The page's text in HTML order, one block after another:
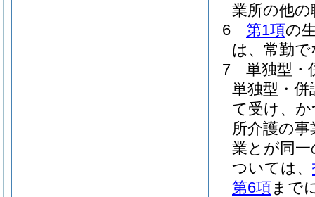
業所の他
6
第1項の
は、常勤
7
単独型・
単独型・併
て受け、
所介護の
業とが同
ついては、
第6項 まで